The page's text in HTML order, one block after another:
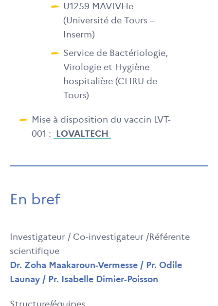
U1259 MAVIVHe
(Université de Tours –
Inserm)
Service de Bactériologie,
Virologie et Hygiène
hospitalière (CHRU de
Tours)
Mise à disposition du vaccin LVT-
001 : LOVALTECH
En bref
Investigateur / Co-investigateur /Référente
scientifique
Dr. Zoha Maakaroun-Vermesse / Pr. Odile
Launay / Pr. Isabelle Dimier-Poisson